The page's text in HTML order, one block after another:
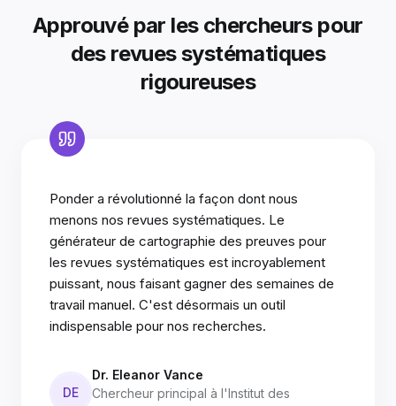
Approuvé par les chercheurs pour
des revues systématiques
rigoureuses
Ponder a révolutionné la façon dont nous
menons nos revues systématiques. Le
générateur de cartographie des preuves pour
les revues systématiques est incroyablement
puissant, nous faisant gagner des semaines de
travail manuel. C'est désormais un outil
indispensable pour nos recherches.
DE
Dr. Eleanor Vance
Chercheur principal à l'Institut des